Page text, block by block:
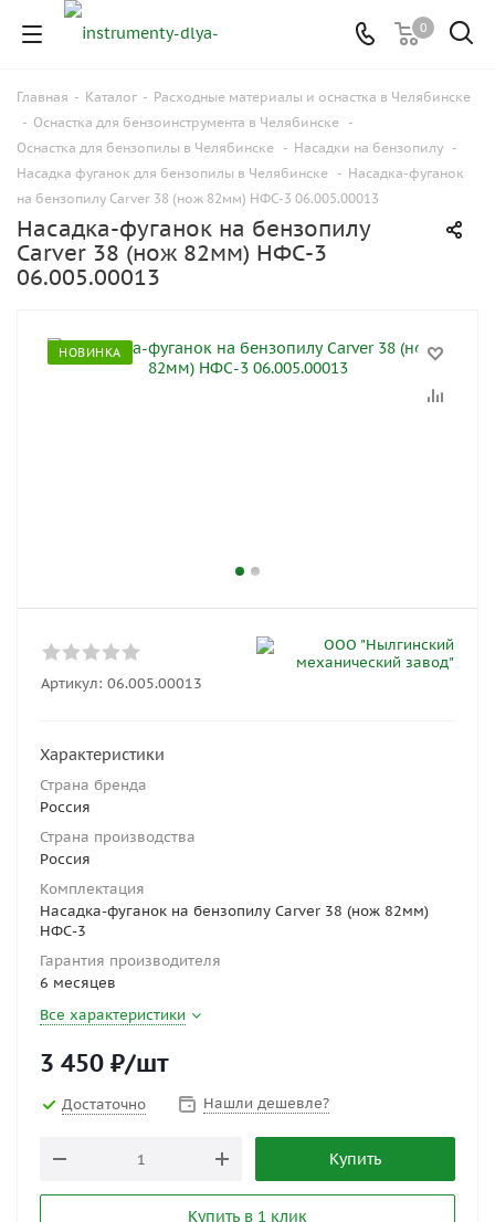
0
Главная - Каталог - Расходные материалы и оснастка в Челябинске
- Оснастка для бензоинструмента в Челябинске -
Оснастка для бензопилы в Челябинске - Насадки на бензопилу -
Насадка фуганок для бензопилы в Челябинске - Насадка-фуганок
на бензопилу Carver 38 (нож 82мм) НФС-3 06.005.00013
Насадка-фуганок на бензопилу
Carver 38 (нож 82мм) НФС-3
06.005.00013
НОВИНКА
Артикул: 06.005.00013
Характеристики
Страна бренда
Россия
Страна производства
Россия
Комплектация
Насадка-фуганок на бензопилу Carver 38 (нож 82мм)
НФС-3
Гарантия производителя
6 месяцев
Все характеристики
3 450 ₽/шт
Достаточно Нашли дешевле?
Купить
Купить в 1 клик